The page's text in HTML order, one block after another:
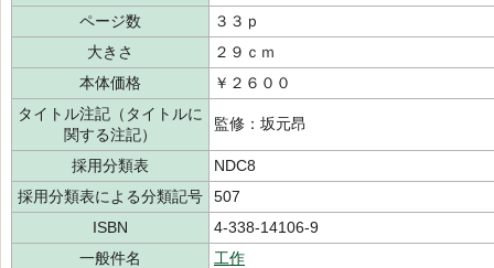
ページ数
３３ｐ
大きさ
２９ｃｍ
本体価格
￥２６００
タイトル注記（タイトルに
関する注記）
監修：坂元昂
採用分類表
NDC8
採用分類表による分類記号
507
ISBN
4-338-14106-9
一般件名
工作